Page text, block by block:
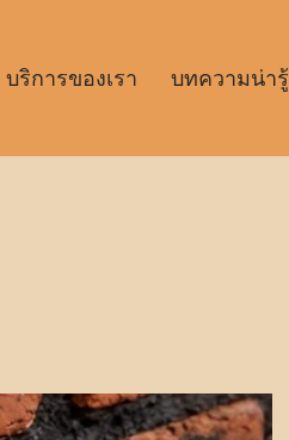
บริการของเรา บทความน่ารู้